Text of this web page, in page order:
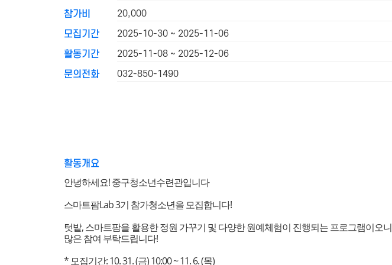
참가비
20,000
모집기간
2025-10-30 ~ 2025-11-06
활동기간
2025-11-08 ~ 2025-12-06
문의전화
032-850-1490
활동개요
안녕하세요! 중구청소년수련관입니다
스마트팜Lab 3기 참가청소년을 모집합니다!
텃밭, 스마트팜을 활용한 정원 가꾸기 및 다양한 원예체험이 진행되는 프로그램이오니
많은 참여 부탁드립니다!
* 모집기간: 10. 31. (금) 10:00 ~ 11. 6. (목)